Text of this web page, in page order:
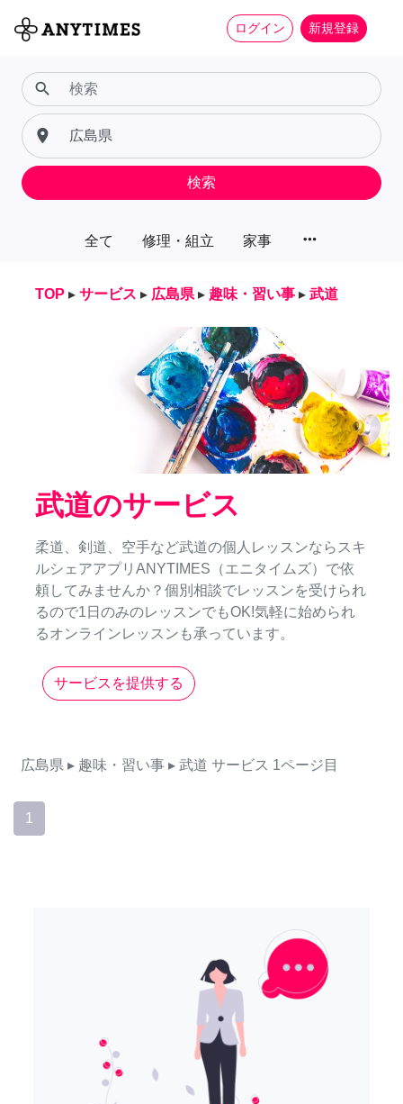
ログイン 新規登録
全て 修理・組立 家事 more_horiz
search
place
検索
TOP ▸ サービス ▸ 広島県 ▸ 趣味・習い事 ▸ 武道
武道のサービス
柔道、剣道、空手など武道の個人レッスンならスキ
ルシェアアプリANYTIMES（エニタイムズ）で依
頼してみませんか？個別相談でレッスンを受けられ
るので1日のみのレッスンでもOK!気軽に始められ
るオンラインレッスンも承っています。
サービスを提供する
広島県 ▸ 趣味・習い事 ▸ 武道 サービス 1ページ目
1